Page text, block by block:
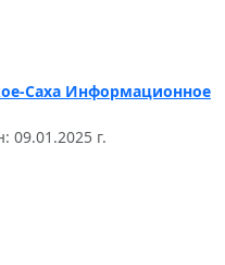
Саха Информационное
09.01.2025 г.